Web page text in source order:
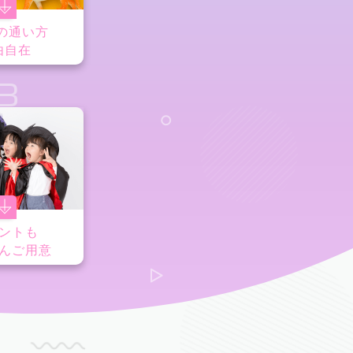
通い方
自在
トも
ご用意